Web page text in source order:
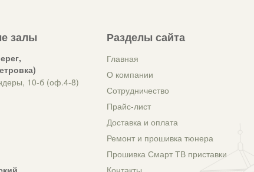
залы
10-б (оф.4-8)
Разделы сайта
Главная
О компании
Сотрудничество
Прайс-лист
Доставка и оплата
Ремонт и прошивка тюнера
Прошивка Смарт ТВ приставки
Контакты